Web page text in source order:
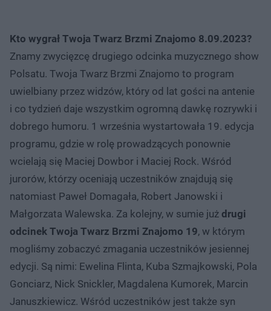
Kto wygrał Twoja Twarz Brzmi Znajomo 8.09.2023?
Znamy zwycięzcę drugiego odcinka muzycznego show
Polsatu. Twoja Twarz Brzmi Znajomo to program
uwielbiany przez widzów, który od lat gości na antenie
i co tydzień daje wszystkim ogromną dawkę rozrywki i
dobrego humoru. 1 września wystartowała 19. edycja
programu, gdzie w rolę prowadzących ponownie
wcielają się Maciej Dowbor i Maciej Rock. Wśród
jurorów, którzy oceniają uczestników znajdują się
natomiast Paweł Domagała, Robert Janowski i
Małgorzata Walewska. Za kolejny, w sumie już drugi
odcinek Twoja Twarz Brzmi Znajomo 19, w którym
mogliśmy zobaczyć zmagania uczestników jesiennej
edycji. Są nimi: Ewelina Flinta, Kuba Szmajkowski, Pola
Gonciarz, Nick Snickler, Magdalena Kumorek, Marcin
Januszkiewicz. Wśród uczestników jest także syn